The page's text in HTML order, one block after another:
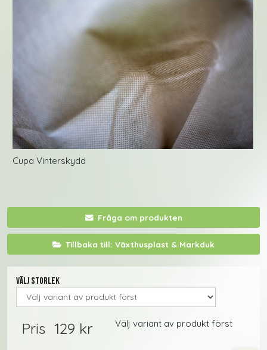
Cupa Vinterskydd
Fråga om produkten
Tillbaka till: Växthusplast & Markduk
Välj storlek
Pris 129 kr Välj variant av produkt först